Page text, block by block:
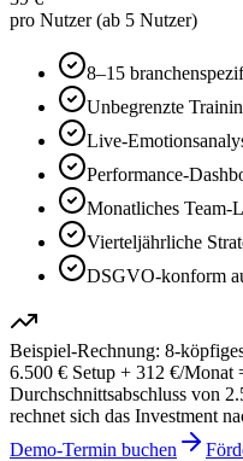
pro Nutzer (ab 5 Nutzer)
8–15
Unbegrenzte
Live-
Performance-
Monatliches Team-
Vierteljährliche
DSGVO-konform
Beispiel-Rechnung: 8-
6.500 € Setup + 312 €/Monat
Durchschnittsabschluss von
rechnet sich das Investment
Demo-Termin buchen